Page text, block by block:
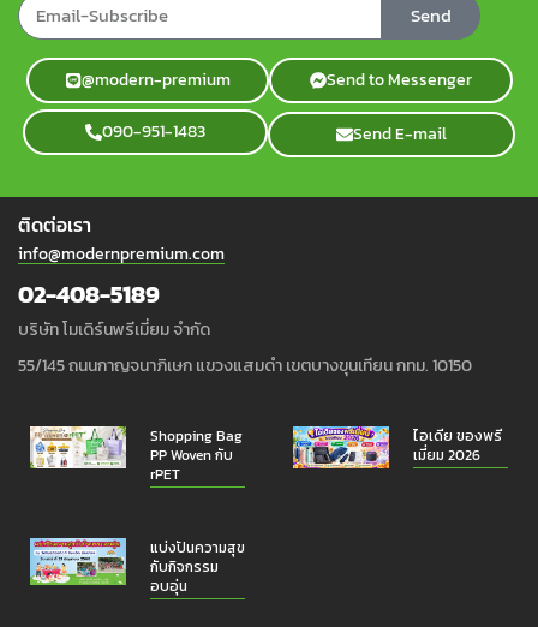
Send
@modern-premium Send to Messenger
090-951-1483 Send E-mail
ติดต่อเรา
info@modernpremium.com
02-408-5189
บริษัท โมเดิร์นพรีเมี่ยม จำกัด
55/145 ถนนกาญจนาภิเษก แขวงแสมดำ เขตบางขุนเทียน กทม. 10150
Shopping Bag
PP Woven กับ
rPET
ไอเดีย ของพรี
เมี่ยม 2026
แบ่งปันความสุข
กับกิจกรรม
อบอุ่น